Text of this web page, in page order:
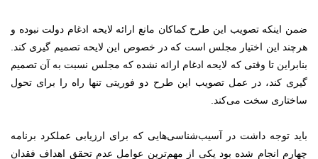
ضمن اینکه تصویب این طرح کماکان مانع ارائه لایحه ادغام دولت نبوده و
هرچند این اختیار مجلس است که در خصوص این لایحه تصمیم گیری کند.
بنابراین تا وقتی که لایحه ادغام ارائه نشده که مجلس نسبت به آن تصمیم
گیری کند، در عمل تصویب این طرح دو فوریتی تنها راه را برای تحول
ساختاری سخت می‌کند.
باید توجه داشت در آسیب‌شناسی‌هایی که برای ارزیابی عملکرد برنامه
چهارم انجام شده بود یکی از مهم‌ترین عوامل عدم تحقق اهداف فقدان